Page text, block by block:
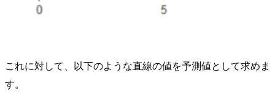
これに対して、以下のような直線の値を予測値として求めま
す。